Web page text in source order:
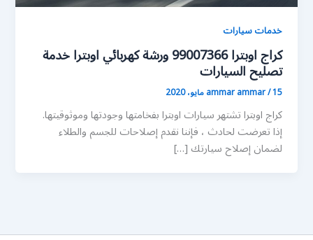
خدمات سيارات
كراج اوبترا 99007366 ورشة كهربائي اوبترا خدمة
تصليح السيارات
ammar ammar/15 مايو، 2020
كراج اوبترا تشتهر سيارات اوبترا بفخامتها وجودتها وموثوقيتها.
إذا تعرضت لحادث ، فإننا نقدم إصلاحات للجسم والطلاء
لضمان إصلاح سيارتك […]